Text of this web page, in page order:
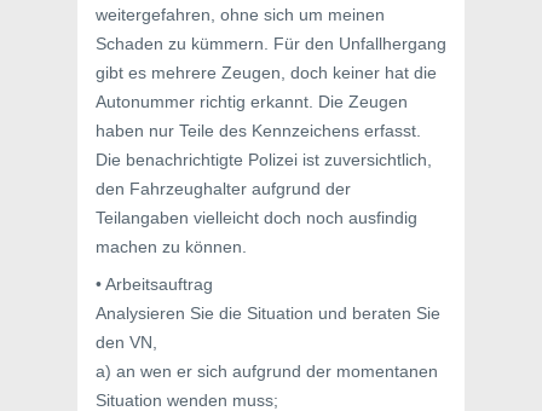
weitergefahren, ohne sich um meinen
Schaden zu kümmern. Für den Unfallhergang
gibt es mehrere Zeugen, doch keiner hat die
Autonummer richtig erkannt. Die Zeugen
haben nur Teile des Kennzeichens erfasst.
Die benachrichtigte Polizei ist zuversichtlich,
den Fahrzeughalter aufgrund der
Teilangaben vielleicht doch noch ausfindig
machen zu können.
• Arbeitsauftrag
Analysieren Sie die Situation und beraten Sie
den VN,
a) an wen er sich aufgrund der momentanen
Situation wenden muss;